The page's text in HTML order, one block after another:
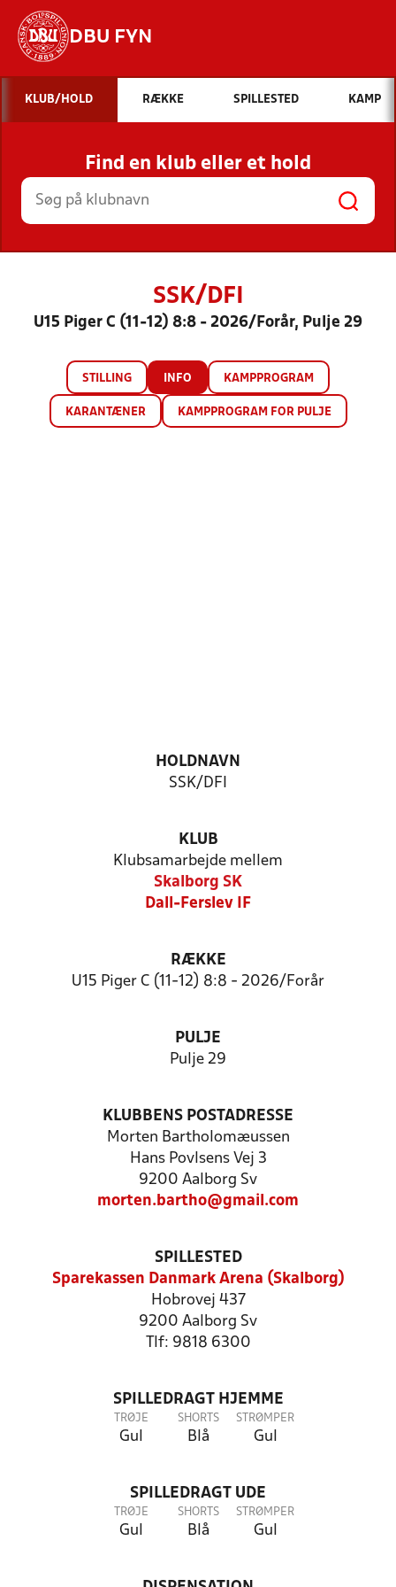
DBU FYN
Hvad vil du søge efter?
INDHOLD OG NYHEDER
STILLINGER, RESULTATER, KLUBBER OG
HOLD
KLUB/HOLD RÆKKE SPILLESTED KAMP
Find en klub eller et hold
SSK/DFI
U15 Piger C (11-12) 8:8 - 2026/Forår, Pulje 29
STILLING INFO KAMPPROGRAM
KARANTÆNER KAMPPROGRAM FOR PULJE
HOLDNAVN
SSK/DFI
KLUB
Klubsamarbejde mellem
Skalborg SK
Dall-Ferslev IF
RÆKKE
U15 Piger C (11-12) 8:8 - 2026/Forår
PULJE
Pulje 29
KLUBBENS POSTADRESSE
Morten Bartholomæussen
Hans Povlsens Vej 3
9200 Aalborg Sv
morten.bartho@gmail.com
SPILLESTED
Sparekassen Danmark Arena (Skalborg)
Hobrovej 437
9200 Aalborg Sv
Tlf: 9818 6300
SPILLEDRAGT HJEMME
TRØJE
Gul
SHORTS
Blå
STRØMPER
Gul
SPILLEDRAGT UDE
TRØJE
Gul
SHORTS
Blå
STRØMPER
Gul